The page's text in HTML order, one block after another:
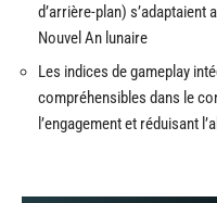
d’arrière-plan)
Nouvel An lunaire
Les indices de gameplay
compréhensibles dans le
l’engagement et réduisant